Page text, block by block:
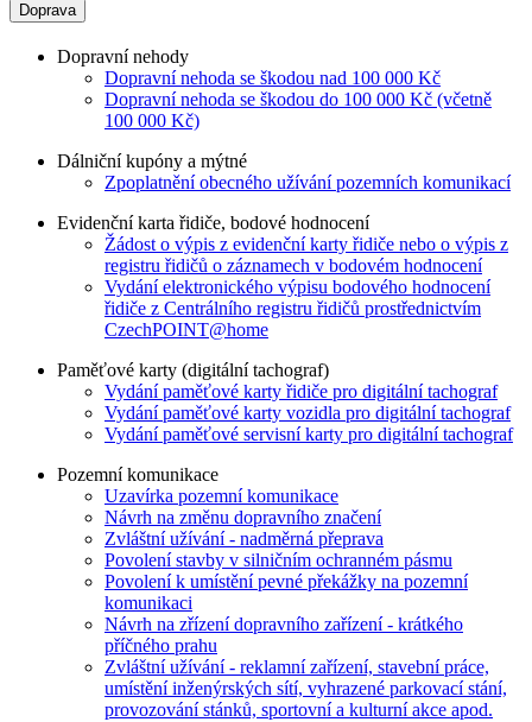
Doprava
Dopravní nehody
Dopravní nehoda se škodou nad 100 000 Kč
Dopravní nehoda se škodou do 100 000 Kč (včetně
100 000 Kč)
Dálniční kupóny a mýtné
Zpoplatnění obecného užívání pozemních komunikací
Evidenční karta řidiče, bodové hodnocení
Žádost o výpis z evidenční karty řidiče nebo o výpis z
registru řidičů o záznamech v bodovém hodnocení
Vydání elektronického výpisu bodového hodnocení
řidiče z Centrálního registru řidičů prostřednictvím
CzechPOINT@home
Paměťové karty (digitální tachograf)
Vydání paměťové karty řidiče pro digitální tachograf
Vydání paměťové karty vozidla pro digitální tachograf
Vydání paměťové servisní karty pro digitální tachograf
Pozemní komunikace
Uzavírka pozemní komunikace
Návrh na změnu dopravního značení
Zvláštní užívání - nadměrná přeprava
Povolení stavby v silničním ochranném pásmu
Povolení k umístění pevné překážky na pozemní
komunikaci
Návrh na zřízení dopravního zařízení - krátkého
příčného prahu
Zvláštní užívání - reklamní zařízení, stavební práce,
umístění inženýrských sítí, vyhrazené parkovací stání,
provozování stánků, sportovní a kulturní akce apod.